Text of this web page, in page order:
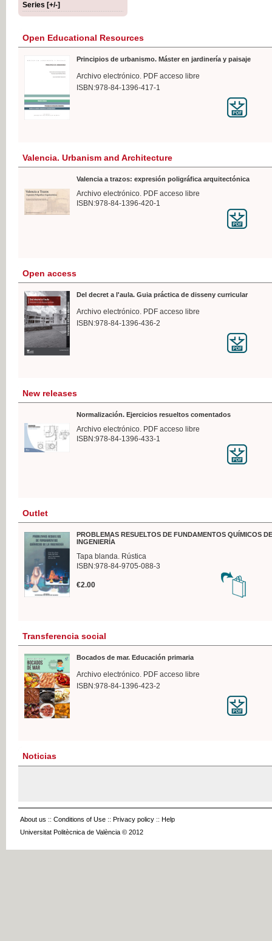
Series [+/-]
Open Educational Resources
Principios de urbanismo. Máster en jardinería y paisaje
Archivo electrónico. PDF acceso libre
ISBN:978-84-1396-417-1
Valencia. Urbanism and Architecture
Valencia a trazos: expresión poligráfica arquitectónica
Archivo electrónico. PDF acceso libre
ISBN:978-84-1396-420-1
Open access
Del decret a l'aula. Guia práctica de disseny curricular
Archivo electrónico. PDF acceso libre
ISBN:978-84-1396-436-2
New releases
Normalización. Ejercicios resueltos comentados
Archivo electrónico. PDF acceso libre
ISBN:978-84-1396-433-1
Outlet
PROBLEMAS RESUELTOS DE FUNDAMENTOS QUÍMICOS
INGENIERÍA
Tapa blanda. Rústica
ISBN:978-84-9705-088-3
€2.00
Transferencia social
Bocados de mar. Educación primaria
Archivo electrónico. PDF acceso libre
ISBN:978-84-1396-423-2
Noticias
About us :: Conditions of Use :: Privacy policy :: Help
Universitat Politècnica de València © 2012